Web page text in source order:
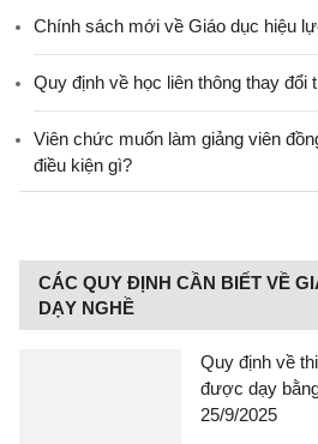
Chính sách mới về Giáo dục hiệu
Quy định về học liên thông thay đổi
Viên chức muốn làm giảng viên
điều kiện gì?
CÁC QUY ĐỊNH CẦN BIẾT VỀ
DẠY NGHỀ
Quy định về
được dạy
25/9/2025